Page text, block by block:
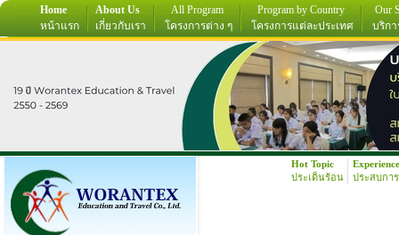
Home
หน้าแรก
About Us
เกี่ยวกับเรา
All Program
โครงการต่าง ๆ
Program by Country
โครงการแต่ละประเทศ
Our
บริกา
Hot Topic
ประเด็นร้อน
Experience
ประสบกา